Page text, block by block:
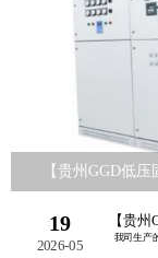
【贵州GGD低
19
2026-05
【贵